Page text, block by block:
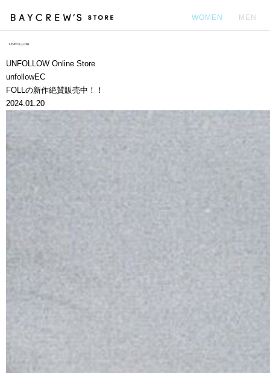
WOMEN MEN
UNFOLLOW Online Store
unfollowEC
FOLLの新作絶賛販売中！！
2024.01.20